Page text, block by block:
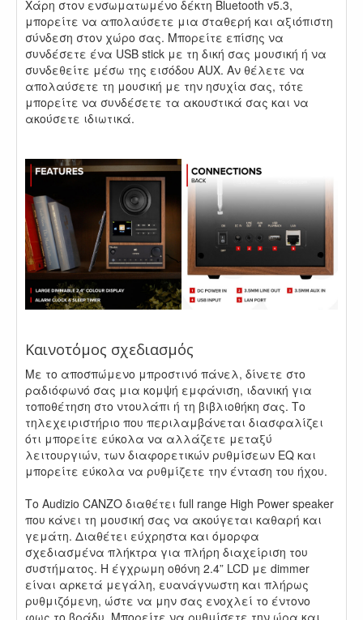
Χάρη στον ενσωματωμένο δέκτη Bluetooth v5.3,
μπορείτε να απολαύσετε μια σταθερή και αξιόπιστη
σύνδεση στον χώρο σας. Μπορείτε επίσης να
συνδέσετε ένα USB stick με τη δική σας μουσική ή να
συνδεθείτε μέσω της εισόδου AUX. Αν θέλετε να
απολαύσετε τη μουσική με την ησυχία σας, τότε
μπορείτε να συνδέσετε τα ακουστικά σας και να
ακούσετε ιδιωτικά.
Καινοτόμος σχεδιασμός
Με το αποσπώμενο μπροστινό πάνελ, δίνετε στο
ραδιόφωνό σας μια κομψή εμφάνιση, ιδανική για
τοποθέτηση στο ντουλάπι ή τη βιβλιοθήκη σας. Το
τηλεχειριστήριο που περιλαμβάνεται διασφαλίζει
ότι μπορείτε εύκολα να αλλάζετε μεταξύ
λειτουργιών, των διαφορετικών ρυθμίσεων EQ και
μπορείτε εύκολα να ρυθμίζετε την ένταση του ήχου.
Το Audizio CANZO διαθέτει full range High Power speaker
που κάνει τη μουσική σας να ακούγεται καθαρή και
γεμάτη. Διαθέτει εύχρηστα και όμορφα
σχεδιασμένα πλήκτρα για πλήρη διαχείριση του
συστήματος. Η έγχρωμη οθόνη 2.4” LCD με dimmer
είναι αρκετά μεγάλη, ευανάγνωστη και πλήρως
ρυθμιζόμενη, ώστε να μην σας ενοχλεί το έντονο
φως το βράδυ. Μπορείτε να ρυθμίσετε την ώρα και